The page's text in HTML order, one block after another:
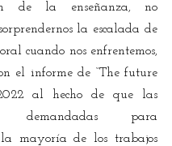
de la enseñanza, no
la escalada de
cuando nos enfrentemos,
el informe de “The future
al hecho de que las
demandadas para
la mayoría de los trabajos